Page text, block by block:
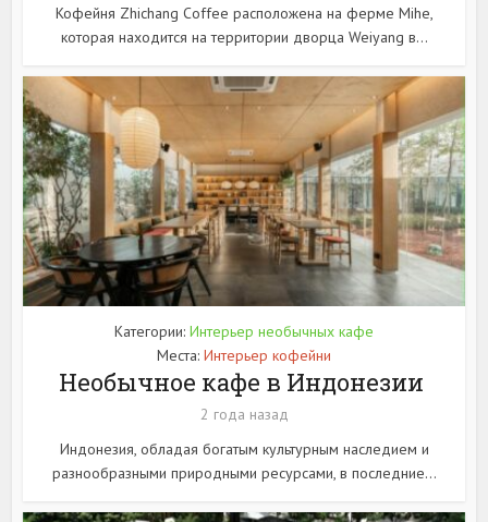
Кофейня Zhichang Coffee расположена на ферме Mihe,
которая находится на территории дворца Weiyang в...
Категории: Интерьер необычных кафе
Места: Интерьер кофейни
Необычное кафе в Индонезии
2 года назад
Индонезия, обладая богатым культурным наследием и
разнообразными природными ресурсами, в последние...